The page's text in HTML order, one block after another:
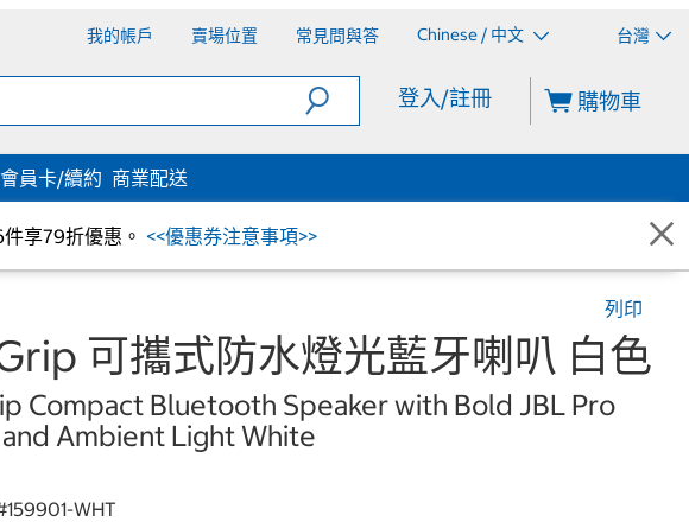
我的帳戶 賣場位置 常見問與答 Chinese / 中文 台灣
登入/註冊 購物車
會員卡/續約 商業配送
享79折優惠。 <<優惠券注意事項>>
列印
可攜式防水燈光藍牙喇叭 白色
Compact Bluetooth Speaker with Bold JBL Pro
Ambient Light White
159901-WHT